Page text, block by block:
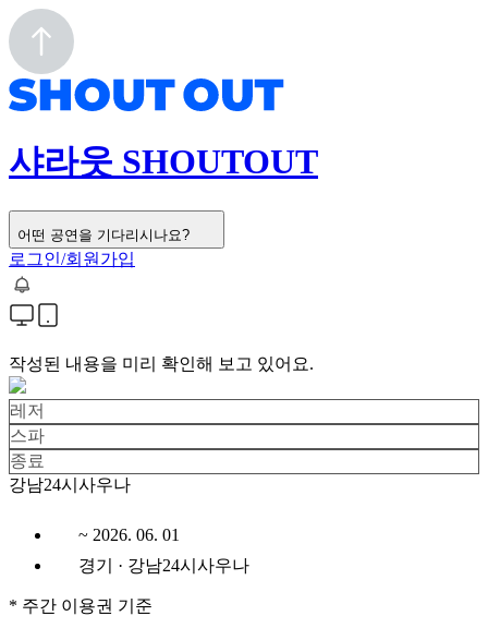
샤라웃 SHOUTOUT
어떤 공연을 기다리시나요?
로그인/회원가입
작성된 내용을 미리 확인해 보고 있어요.
레저
스파
종료
강남24시사우나
~ 2026. 06. 01
경기 · 강남24시사우나
* 주간 이용권 기준